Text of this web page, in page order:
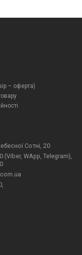
– оферта)
Сотні, 20
(Viber, WApp, Telegram),